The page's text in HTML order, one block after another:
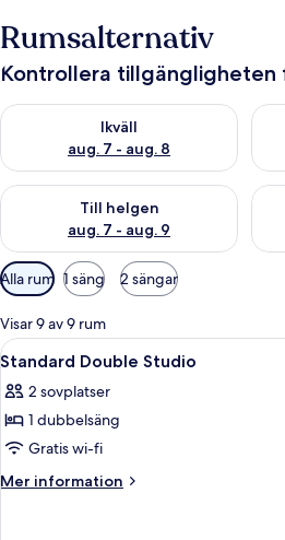
Rumsalternativ
Kontrollera tillgängligheten
Ikväll
aug. 7 - aug. 8
Kontrollera tillgängligheten för ikväll
Till helgen
aug. 7 - aug. 9
Kontrollera tillgängligheten för den
Tillgängliga
filter
för
rum
Alla rum 1 säng 2 sängar
Visar 9 av 9 rum
Öppna
alla
foton
för
Standard
Double
Ett
3
Standard Double Studio
2 sovplatser
1 dubbelsäng
Gratis wi-fi
Mer information
Mer